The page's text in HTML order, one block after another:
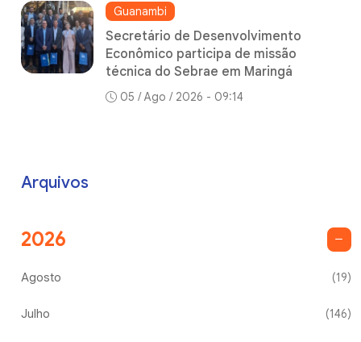
Guanambi
Secretário de Desenvolvimento
Econômico participa de missão
técnica do Sebrae em Maringá
05 / Ago / 2026 - 09:14
Arquivos
2026
Agosto (19)
Julho (146)